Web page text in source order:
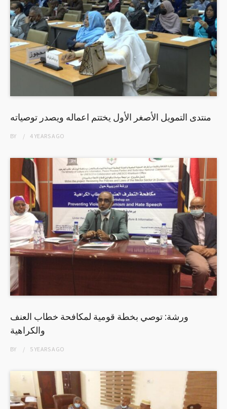
منتدى التمويل الأصغر الأول يختتم اعماله ويصدر توصياته
BY 4 YEARSAGO
ورشة: توصي بخطة قومية لمكافحة خطاب العنف
والكراهية
BY 5 YEARSAGO